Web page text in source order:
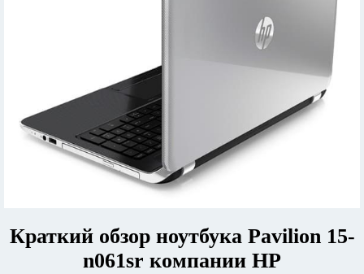
Краткий обзор ноутбука Pavilion 15-
n061sr компании HP